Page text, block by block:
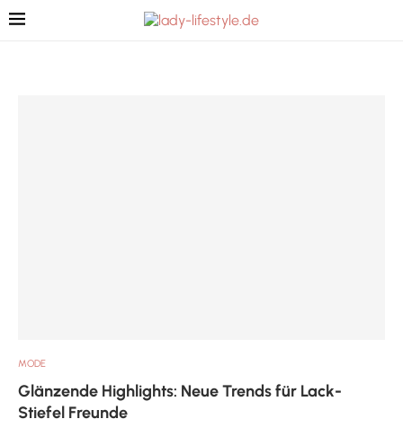
MODE
Glänzende Highlights: Neue Trends für Lack-
Stiefel Freunde